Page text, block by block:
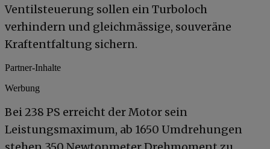
Ventilsteuerung sollen ein Turboloch
verhindern und gleichmässige, souveräne
Kraftentfaltung sichern.
Partner-Inhalte
Werbung
Bei 238 PS erreicht der Motor sein
Leistungsmaximum, ab 1650 Umdrehungen